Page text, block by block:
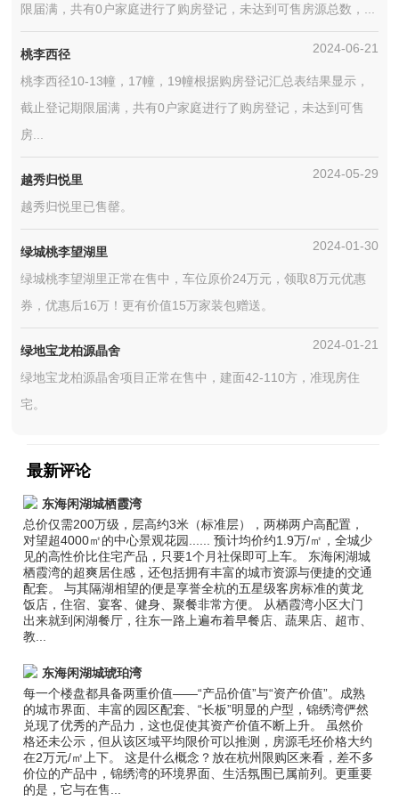
限届满，共有0户家庭进行了购房登记，未达到可售房源总数，...
桃李西径 2024-06-21
桃李西径10-13幢，17幢，19幢根据购房登记汇总表结果显示，
截止登记期限届满，共有0户家庭进行了购房登记，未达到可售
房...
越秀归悦里 2024-05-29
越秀归悦里已售罄。
绿城桃李望湖里 2024-01-30
绿城桃李望湖里正常在售中，车位原价24万元，领取8万元优惠
券，优惠后16万！更有价值15万家装包赠送。
绿地宝龙柏源晶舍 2024-01-21
绿地宝龙柏源晶舍项目正常在售中，建面42-110方，准现房住
宅。
最新评论
东海闲湖城栖霞湾
总价仅需200万级，层高约3米（标准层），两梯两户高配置，
对望超4000㎡的中心景观花园...... 预计均价约1.9万/㎡，全城少
见的高性价比住宅产品，只要1个月社保即可上车。 东海闲湖城
栖霞湾的超爽居住感，还包括拥有丰富的城市资源与便捷的交通
配套。 与其隔湖相望的便是享誉全杭的五星级客房标准的黄龙
饭店，住宿、宴客、健身、聚餐非常方便。 从栖霞湾小区大门
出来就到闲湖餐厅，往东一路上遍布着早餐店、蔬果店、超市、
教...
东海闲湖城琥珀湾
每一个楼盘都具备两重价值——“产品价值”与“资产价值”。成熟
的城市界面、丰富的园区配套、“长板”明显的户型，锦绣湾俨然
兑现了优秀的产品力，这也促使其资产价值不断上升。 虽然价
格还未公示，但从该区域平均限价可以推测，房源毛坯价格大约
在2万元/㎡上下。 这是什么概念？放在杭州限购区来看，差不多
价位的产品中，锦绣湾的环境界面、生活氛围已属前列。更重要
的是，它与在售...